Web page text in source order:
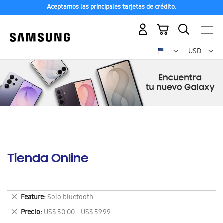
Aceptamos las principales tarjetas de crédito.
USD -
dólar
Mi carrito
Tienda Online
Feature Solo bluetooth
Eliminar
este
artículo
Precio US$ 50.00 - US$ 59.99
Eliminar